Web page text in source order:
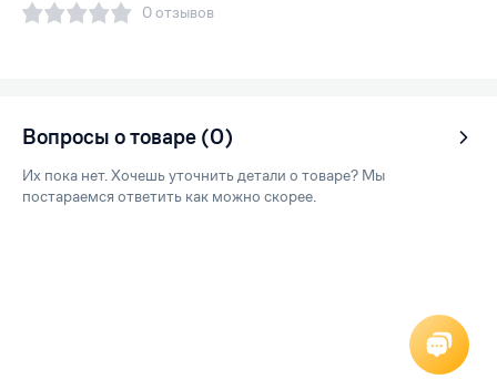
0 отзывов
Вопросы о товаре (0)
Их пока нет. Хочешь уточнить детали о товаре? Мы
постараемся ответить как можно скорее.